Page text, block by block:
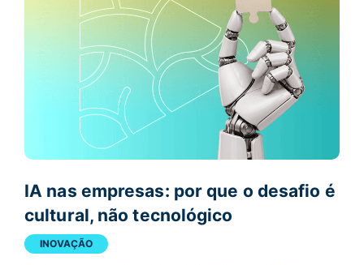
IA nas empresas: por que o desafio é
cultural, não tecnológico
INOVAÇÃO